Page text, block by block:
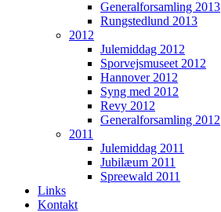
Generalforsamling 2013
Rungstedlund 2013
2012
Julemiddag 2012
Sporvejsmuseet 2012
Hannover 2012
Syng med 2012
Revy 2012
Generalforsamling 2012
2011
Julemiddag 2011
Jubilæum 2011
Spreewald 2011
Links
Kontakt